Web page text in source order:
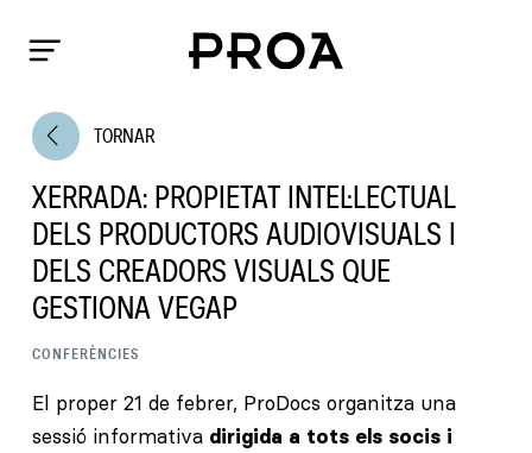
arrow_back_ios TORNAR
XERRADA: PROPIETAT INTEL·LECTUAL
DELS PRODUCTORS AUDIOVISUALS I
DELS CREADORS VISUALS QUE
GESTIONA VEGAP
CONFERÈNCIES
El proper 21 de febrer, ProDocs organitza una
sessió informativa dirigida a tots els socis i